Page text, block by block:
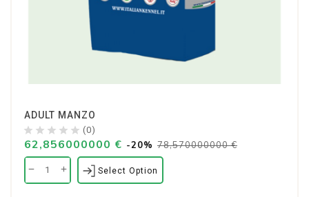
ADULT MANZO
(0)
62,856000000 € -20% 78,570000000 €
Select Option